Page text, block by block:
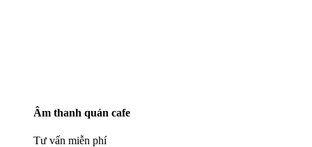
Âm thanh quán cafe
Tư vấn miễn phí